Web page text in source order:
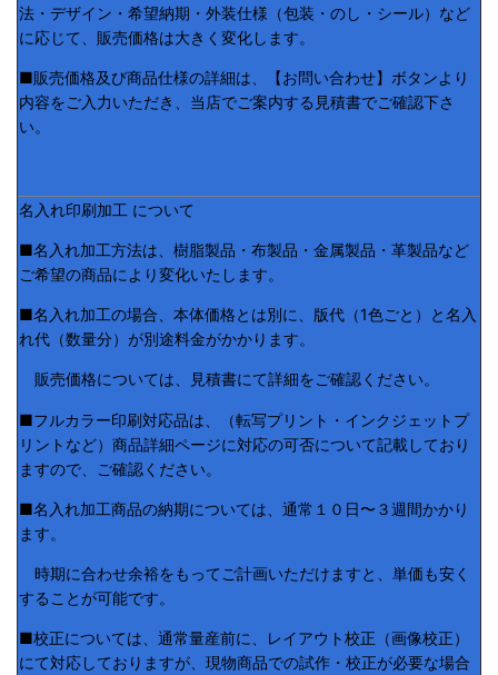
法・デザイン・希望納期・外装仕様（包装・のし・シール）など
に応じて、販売価格は大きく変化します。
■販売価格及び商品仕様の詳細は、【お問い合わせ】ボタンより
内容をご入力いただき、当店でご案内する見積書でご確認下さ
い。
名入れ印刷加工 について
■名入れ加工方法は、樹脂製品・布製品・金属製品・革製品など
ご希望の商品により変化いたします。
■名入れ加工の場合、本体価格とは別に、版代（1色ごと）と名入
れ代（数量分）が別途料金がかかります。
販売価格については、見積書にて詳細をご確認ください。
■フルカラー印刷対応品は、（転写プリント・インクジェットプ
リントなど）商品詳細ページに対応の可否について記載しており
ますので、ご確認ください。
■名入れ加工商品の納期については、通常１０日〜３週間かかり
ます。
時期に合わせ余裕をもってご計画いただけますと、単価も安く
することが可能です。
■校正については、通常量産前に、レイアウト校正（画像校正）
にて対応しておりますが、現物商品での試作・校正が必要な場合